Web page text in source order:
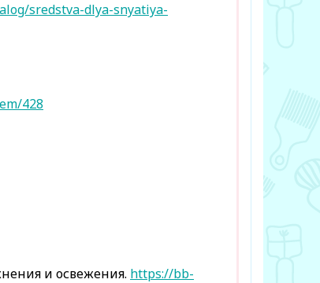
sredstva-dlya-snyatiya-
428
и освежения. https://bb-